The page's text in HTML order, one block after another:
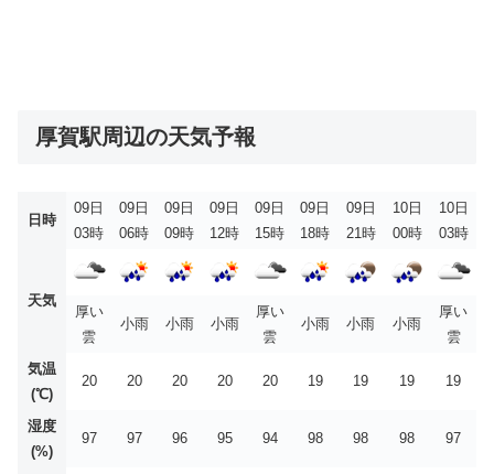
厚賀駅周辺の天気予報
日時
09日
03時
09日
06時
09日
09時
09日
12時
09日
15時
09日
18時
09日
21時
10日
00時
10日
03時
天気
厚い
雲
小雨 小雨 小雨
厚い
雲
小雨 小雨 小雨
厚い
雲
気温
(℃)
20 20 20 20 20 19 19 19 19
湿度
(%)
97 97 96 95 94 98 98 98 97